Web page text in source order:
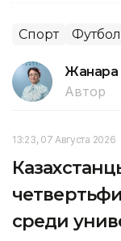
Спорт Футбол
Жанара
Автор
13:23, 07 Августа 2026
среди